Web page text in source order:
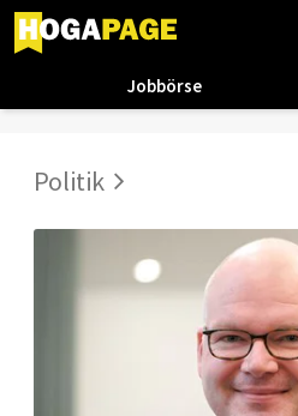
Jobbörse
Politik